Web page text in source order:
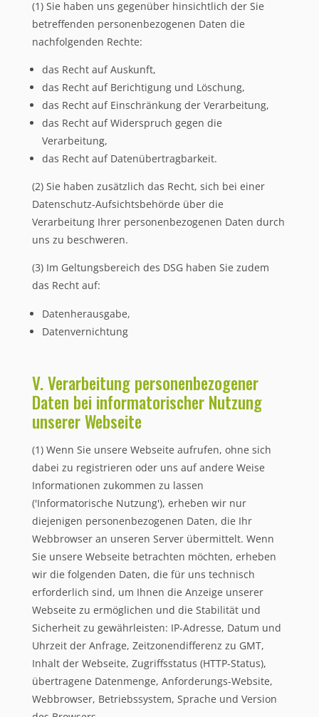
(1) Sie haben uns gegenüber hinsichtlich der Sie
betreffenden personenbezogenen Daten die
nachfolgenden Rechte:
das Recht auf Auskunft,
das Recht auf Berichtigung und Löschung,
das Recht auf Einschränkung der Verarbeitung,
das Recht auf Widerspruch gegen die
Verarbeitung,
das Recht auf Datenübertragbarkeit.
(2) Sie haben zusätzlich das Recht, sich bei einer
Datenschutz-Aufsichtsbehörde über die
Verarbeitung Ihrer personenbezogenen Daten durch
uns zu beschweren.
(3) Im Geltungsbereich des DSG haben Sie zudem
das Recht auf:
Datenherausgabe,
Datenvernichtung
V. Verarbeitung personenbezogener
Daten bei informatorischer Nutzung
unserer Webseite
(1) Wenn Sie unsere Webseite aufrufen, ohne sich
dabei zu registrieren oder uns auf andere Weise
Informationen zukommen zu lassen
('Informatorische Nutzung'), erheben wir nur
diejenigen personenbezogenen Daten, die Ihr
Webbrowser an unseren Server übermittelt. Wenn
Sie unsere Webseite betrachten möchten, erheben
wir die folgenden Daten, die für uns technisch
erforderlich sind, um Ihnen die Anzeige unserer
Webseite zu ermöglichen und die Stabilität und
Sicherheit zu gewährleisten: IP-Adresse, Datum und
Uhrzeit der Anfrage, Zeitzonendifferenz zu GMT,
Inhalt der Webseite, Zugriffsstatus (HTTP-Status),
übertragene Datenmenge, Anforderungs-Website,
Webbrowser, Betriebssystem, Sprache und Version